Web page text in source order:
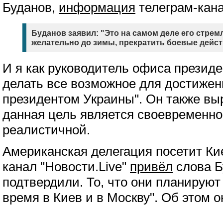
Буданов, информация телеграм-
Буданов заявил: "Это на самом деле его
желательно до зимы, прекратить боевые
И я как руководитель офиса
делать все возможное для
президентом Украины". Он также
данная цель является
реалистичной.
Американская делегация посетит
канал "Новости.Live" привёл слова
подтвердили. То, что они
время в Киев и в Москву". Об этом